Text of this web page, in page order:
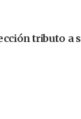
tributo a